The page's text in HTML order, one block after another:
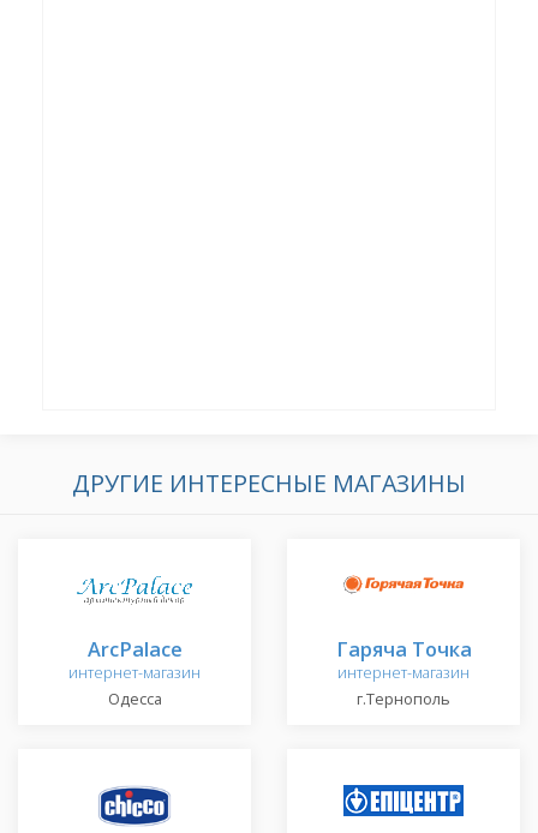
ДРУГИЕ ИНТЕРЕСНЫЕ МАГАЗИНЫ
ArcPalace
интернет-магазин
Одесса
Гаряча Точка
интернет-магазин
г.Тернополь